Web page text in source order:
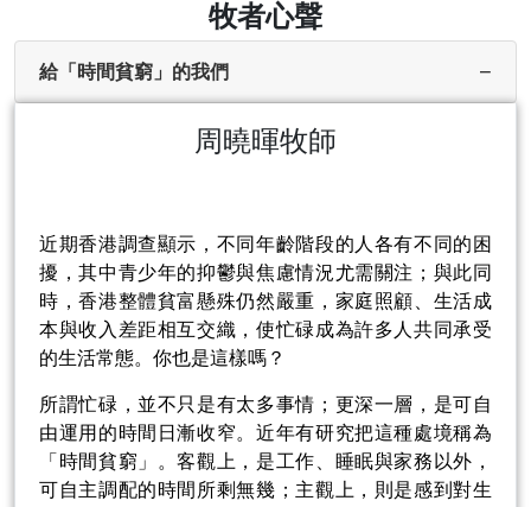
牧者心聲
給「時間貧窮」的我們 −
周曉暉牧師
近期香港調查顯示，不同年齡階段的人各有不同的困
擾，其中青少年的抑鬱與焦慮情況尤需關注；與此同
時，香港整體貧富懸殊仍然嚴重，家庭照顧、生活成
本與收入差距相互交織，使忙碌成為許多人共同承受
的生活常態。你也是這樣嗎？
所謂忙碌，並不只是有太多事情；更深一層，是可自
由運用的時間日漸收窄。近年有研究把這種處境稱為
「時間貧窮」。客觀上，是工作、睡眠與家務以外，
可自主調配的時間所剩無幾；主觀上，則是感到對生